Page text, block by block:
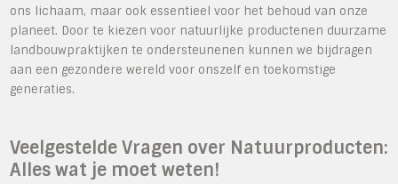
ons lichaam, maar ook essentieel voor het behoud van onze
planeet. Door te kiezen voor natuurlijke productenen duurzame
landbouwpraktijken te ondersteunenen kunnen we bijdragen
aan een gezondere wereld voor onszelf en toekomstige
generaties.
Veelgestelde Vragen over Natuurproducten:
Alles wat je moet weten!